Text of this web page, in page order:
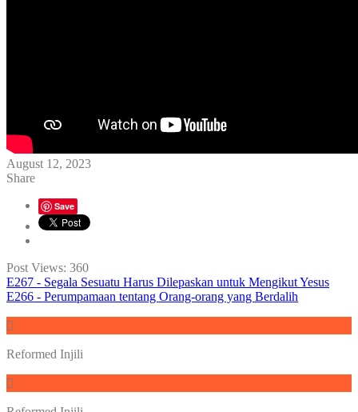
August 12, 2023
Share
Save
Post Views: 360
E267 - Segala Sesuatu Harus Dilepaskan untuk Mengikut Yesus
E266 - Perumpamaan tentang Orang-orang yang Berdalih
Reformed Injili